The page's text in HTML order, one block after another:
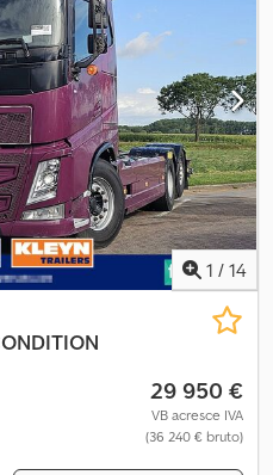
automático , suspensão:
no eixo (eixo 1):9 000 kg
(eixo 2):11 500 kg, Ano de
SCANIA P 500, TERCEIRO
PNEUMÁTICA
DE 2000 KG. Dedpfx Aezrfx
1 / 14
29 950 €
VB acresce IVA
(36 240 € bruto)